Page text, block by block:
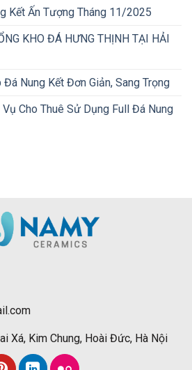
Kết Ấn Tượng Tháng 11/2025
KHO ĐÁ HƯNG THỊNH TẠI HẢI
Đá Nung Kết Đơn Giản, Sang Trọng
Cho Thuê Sử Dụng Full Đá Nung
Xá, Kim Chung, Hoài Đức, Hà Nội